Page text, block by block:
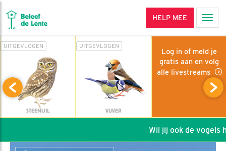
HELP MEE
UITGEVLOGEN
STEENUIL
UITGEVLOGEN
VIJVER
Log in of meld je
gratis aan en volg
alle livestreams
Wil jij ook de vogels